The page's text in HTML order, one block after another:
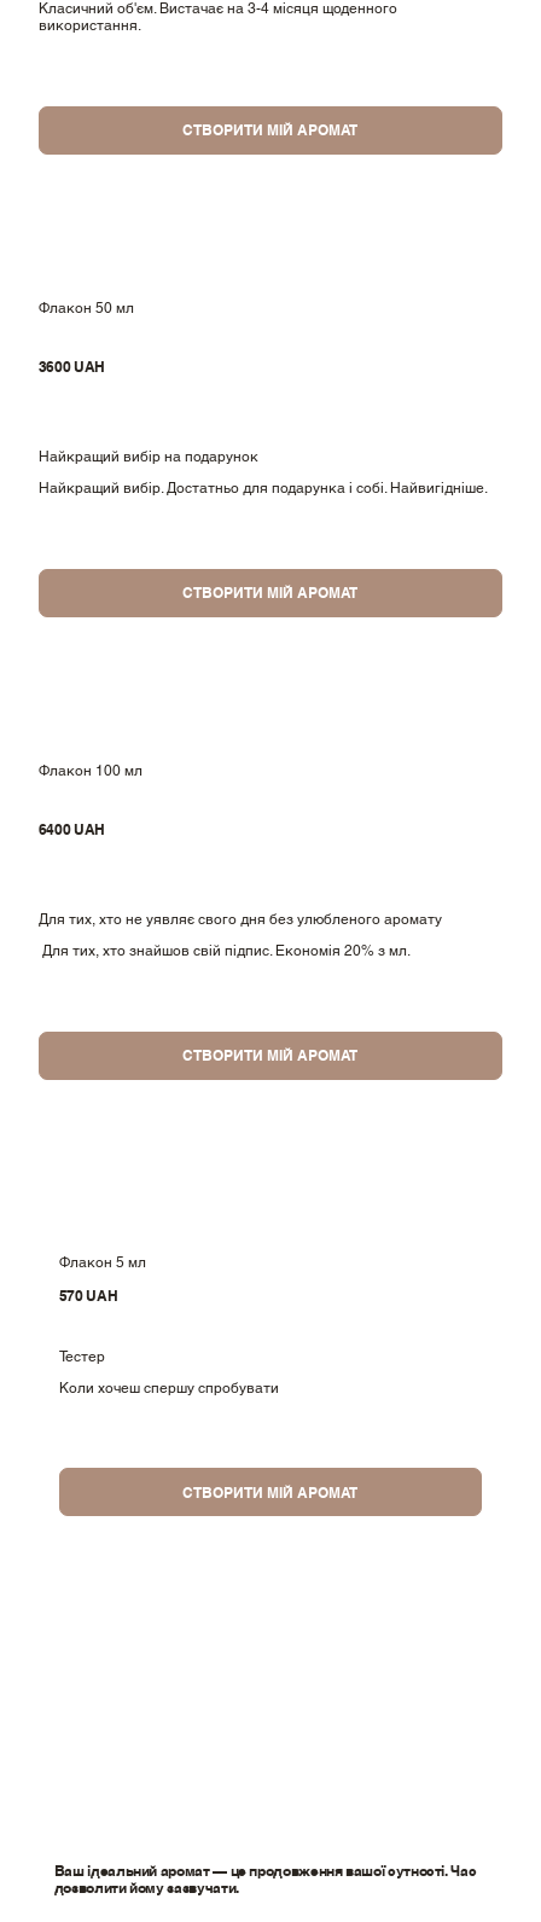
Класичний об'єм. Вистачає на 3-4 місяця щоденного
використання.
СТВОРИТИ МІЙ АРОМАТ
Флакон 50 мл
3600 UAH
Найкращий вибір на подарунок
Найкращий вибір. Достатньо для подарунка і собі. Найвигідніше.
СТВОРИТИ МІЙ АРОМАТ
Флакон 100 мл
6400 UAH
Для тих, хто не уявляє свого дня без улюбленого аромату
Для тих, хто знайшов свій підпис. Економія 20% з мл.
СТВОРИТИ МІЙ АРОМАТ
Флакон 5 мл
570 UAH
Коли хочеш спершу спробувати
Тестер
СТВОРИТИ МІЙ АРОМАТ
Ваш ідеальний аромат — це продовження вашої сутності. Час
дозволити йому зазвучати.